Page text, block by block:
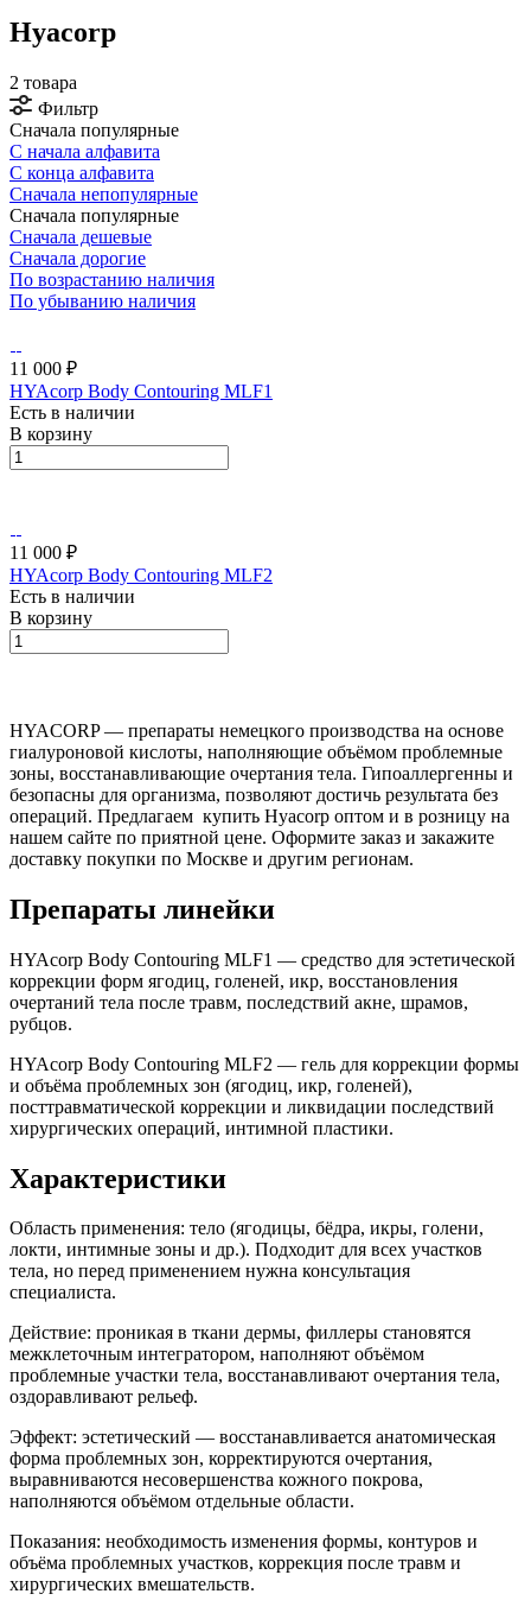
Hyacorp
2 товара
Фильтр
Сначала популярные
С начала алфавита
С конца алфавита
Сначала непопулярные
Сначала популярные
Сначала дешевые
Сначала дорогие
По возрастанию наличия
По убыванию наличия
11 000 ₽
HYAcorp Body Contouring MLF1
Есть в наличии
В корзину
11 000 ₽
HYAcorp Body Contouring MLF2
Есть в наличии
В корзину
HYACORP — препараты немецкого производства на основе
гиалуроновой кислоты, наполняющие объёмом проблемные
зоны, восстанавливающие очертания тела. Гипоаллергенны и
безопасны для организма, позволяют достичь результата без
операций. Предлагаем купить Hyacorp оптом и в розницу на
нашем сайте по приятной цене. Оформите заказ и закажите
доставку покупки по Москве и другим регионам.
Препараты линейки
HYAcorp Body Contouring MLF1 — средство для эстетической
коррекции форм ягодиц, голеней, икр, восстановления
очертаний тела после травм, последствий акне, шрамов,
рубцов.
HYAcorp Body Contouring MLF2 — гель для коррекции формы
и объёма проблемных зон (ягодиц, икр, голеней),
посттравматической коррекции и ликвидации последствий
хирургических операций, интимной пластики.
Характеристики
Область применения: тело (ягодицы, бёдра, икры, голени,
локти, интимные зоны и др.). Подходит для всех участков
тела, но перед применением нужна консультация
специалиста.
Действие: проникая в ткани дермы, филлеры становятся
межклеточным интегратором, наполняют объёмом
проблемные участки тела, восстанавливают очертания тела,
оздоравливают рельеф.
Эффект: эстетический — восстанавливается анатомическая
форма проблемных зон, корректируются очертания,
выравниваются несовершенства кожного покрова,
наполняются объёмом отдельные области.
Показания: необходимость изменения формы, контуров и
объёма проблемных участков, коррекция после травм и
хирургических вмешательств.